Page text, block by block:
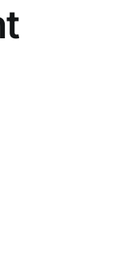
Kami